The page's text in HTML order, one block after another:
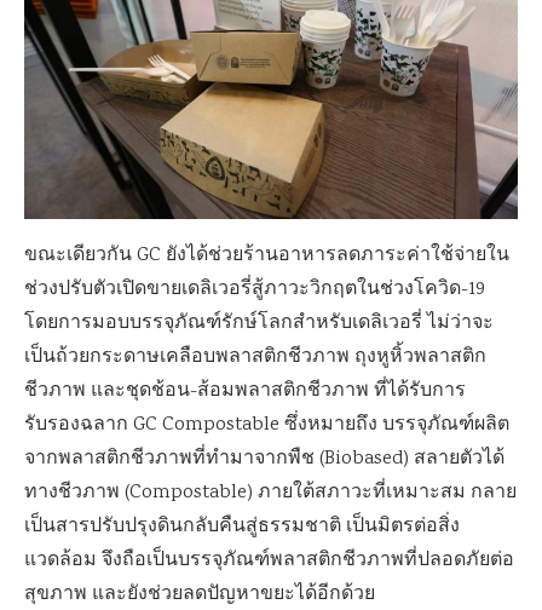
ขณะเดียวกัน GC ยังได้ช่วยร้านอาหารลดภาระค่าใช้จ่ายใน
ช่วงปรับตัวเปิดขายเดลิเวอรี่สู้ภาวะวิกฤตในช่วงโควิด-19
โดยการมอบบรรจุภัณฑ์รักษ์โลกสำหรับเดลิเวอรี่ ไม่ว่าจะ
เป็นถ้วยกระดาษเคลือบพลาสติกชีวภาพ ถุงหูหิ้วพลาสติก
ชีวภาพ และชุดช้อน-ส้อมพลาสติกชีวภาพ ที่ได้รับการ
รับรองฉลาก GC Compostable ซึ่งหมายถึง บรรจุภัณฑ์ผลิต
จากพลาสติกชีวภาพที่ทำมาจากพืช (Biobased) สลายตัวได้
ทางชีวภาพ (Compostable) ภายใต้สภาวะที่เหมาะสม กลาย
เป็นสารปรับปรุงดินกลับคืนสู่ธรรมชาติ เป็นมิตรต่อสิ่ง
แวดล้อม จึงถือเป็นบรรจุภัณฑ์พลาสติกชีวภาพที่ปลอดภัยต่อ
สุขภาพ และยังช่วยลดปัญหาขยะได้อีกด้วย